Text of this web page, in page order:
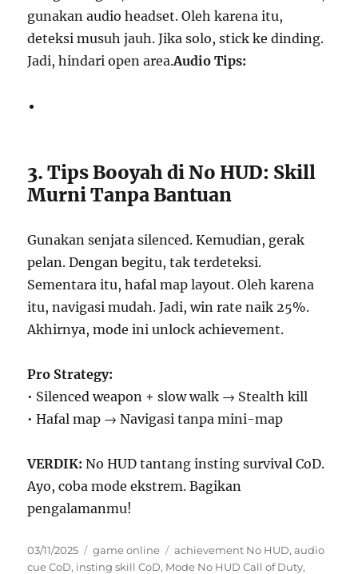
gunakan audio headset. Oleh karena itu,
deteksi musuh jauh. Jika solo, stick ke dinding.
Jadi, hindari open area.Audio Tips:
3. Tips Booyah di No HUD: Skill
Murni Tanpa Bantuan
Gunakan senjata silenced. Kemudian, gerak
pelan. Dengan begitu, tak terdeteksi.
Sementara itu, hafal map layout. Oleh karena
itu, navigasi mudah. Jadi, win rate naik 25%.
Akhirnya, mode ini unlock achievement.
Pro Strategy:
• Silenced weapon + slow walk → Stealth kill
• Hafal map → Navigasi tanpa mini-map
VERDIK: No HUD tantang insting survival CoD.
Ayo, coba mode ekstrem. Bagikan
pengalamanmu!
Posted
on
03/11/2025 Categories
game online Tags
achievement No HUD,audio
cue CoD, insting skill CoD, Mode No HUD Call of Duty,